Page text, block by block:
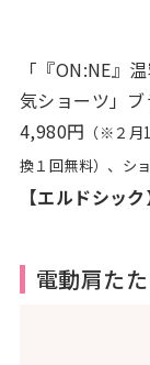
「『ON:NE』
気ショーツ」
4,980円 （※２
換１回無料）、シ
【エルドシック
電動肩た